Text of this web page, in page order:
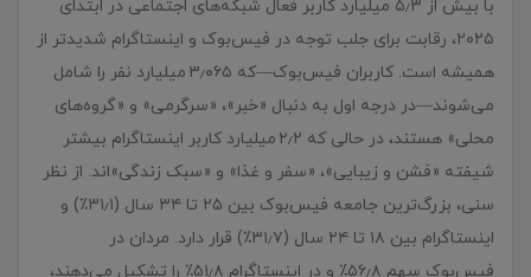
با بیش از ۵٫۳ میلیارد کاربر فعال شبکه‌های اجتماعی در ابتدای
۲۰۲۵، رقابت برای جلب توجه در فیس‌بوک و اینستاگرام شدیدتر از
همیشه است. کاربران فیس‌بوک—که ۳٫۰۶۵ میلیارد نفر را شامل
می‌شوند—در درجه‌ اول به دنبال «خبر»، «سرگرمی» و «گروه‌های
محلی» هستند، در حالی که ۲٫۲ میلیارد کاربر اینستاگرام بیشتر
شیفته «فشن و زیبایی»، «سفر و غذا» و «سبک زندگی»‌اند. از نظر
سنی، بزرگ‌ترین جامعه فیس‌بوک بین ۲۵ تا ۳۴ سال (۳۱٫۱٪) و
اینستاگرام بین ۱۸ تا ۲۴ سال (۳۱٫۷٪) قرار دارد. مردان در
فیس‌بوک سهم ۵۶٫۸٪ و در اینستاگرام ۵۱٫۸٪ را تشکیل می‌دهند،